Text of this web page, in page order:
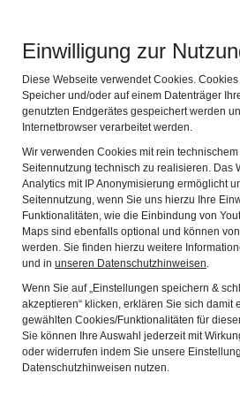
Einwilligung zur
Diese Webseite verwendet Cookies.
Speicher und/oder auf einem Datenträger
genutzten Endgerätes gespeichert werden
Internetbrowser verarbeitet werden.
Wir verwenden Cookies mit rein
Seitennutzung technisch zu realisieren. Das
Analytics mit IP Anonymisierung ermöglicht
Seitennutzung, wenn Sie uns hierzu Ihre
Funktionalitäten, wie die Einbindung von
Maps sind ebenfalls optional und können
werden. Sie finden hierzu weitere
und in unseren Datenschutzhinweisen.
Wenn Sie auf „Einstellungen speichern &
akzeptieren“ klicken, erklären Sie sich damit
gewählten Cookies/Funktionalitäten für
Sie können Ihre Auswahl jederzeit mit
oder widerrufen indem Sie unsere
Datenschutzhinweisen nutzen.
Fränkisches Freilandmuseum Fladungen
Zurück
Waggons